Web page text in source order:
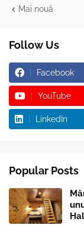
Mai nouă
Follow Us
Facebook
YouTube
LinkedIn
Popular Posts